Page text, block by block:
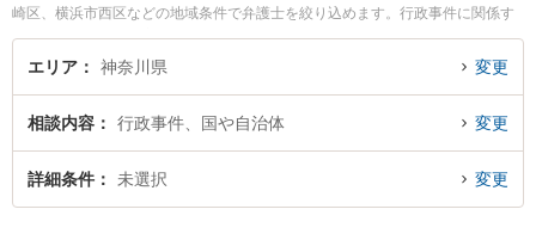
崎区、横浜市西区などの地域条件で弁護士を絞り込めます。行政事件に関係す
る行政処分の不服申立てや住民訴訟、抗告訴訟（処分取り消し等）等の細かな
分野での絞り込み検索もでき便利です。特に湘南よこすか法律事務所 逗子事務
が注目されています。『神奈川県で土日や夜間に発生した国や自治体相手のト
ラブルを今すぐに弁護士に相談したい』『国や自治体相手のトラブル解決の実
績豊富な近くの弁護士を検索したい』『初回相談無料で国や自治体相手を法律
エリア 神奈川県 変更
相談内容 行政事件、国や自治体 変更
詳細条件 未選択 変更